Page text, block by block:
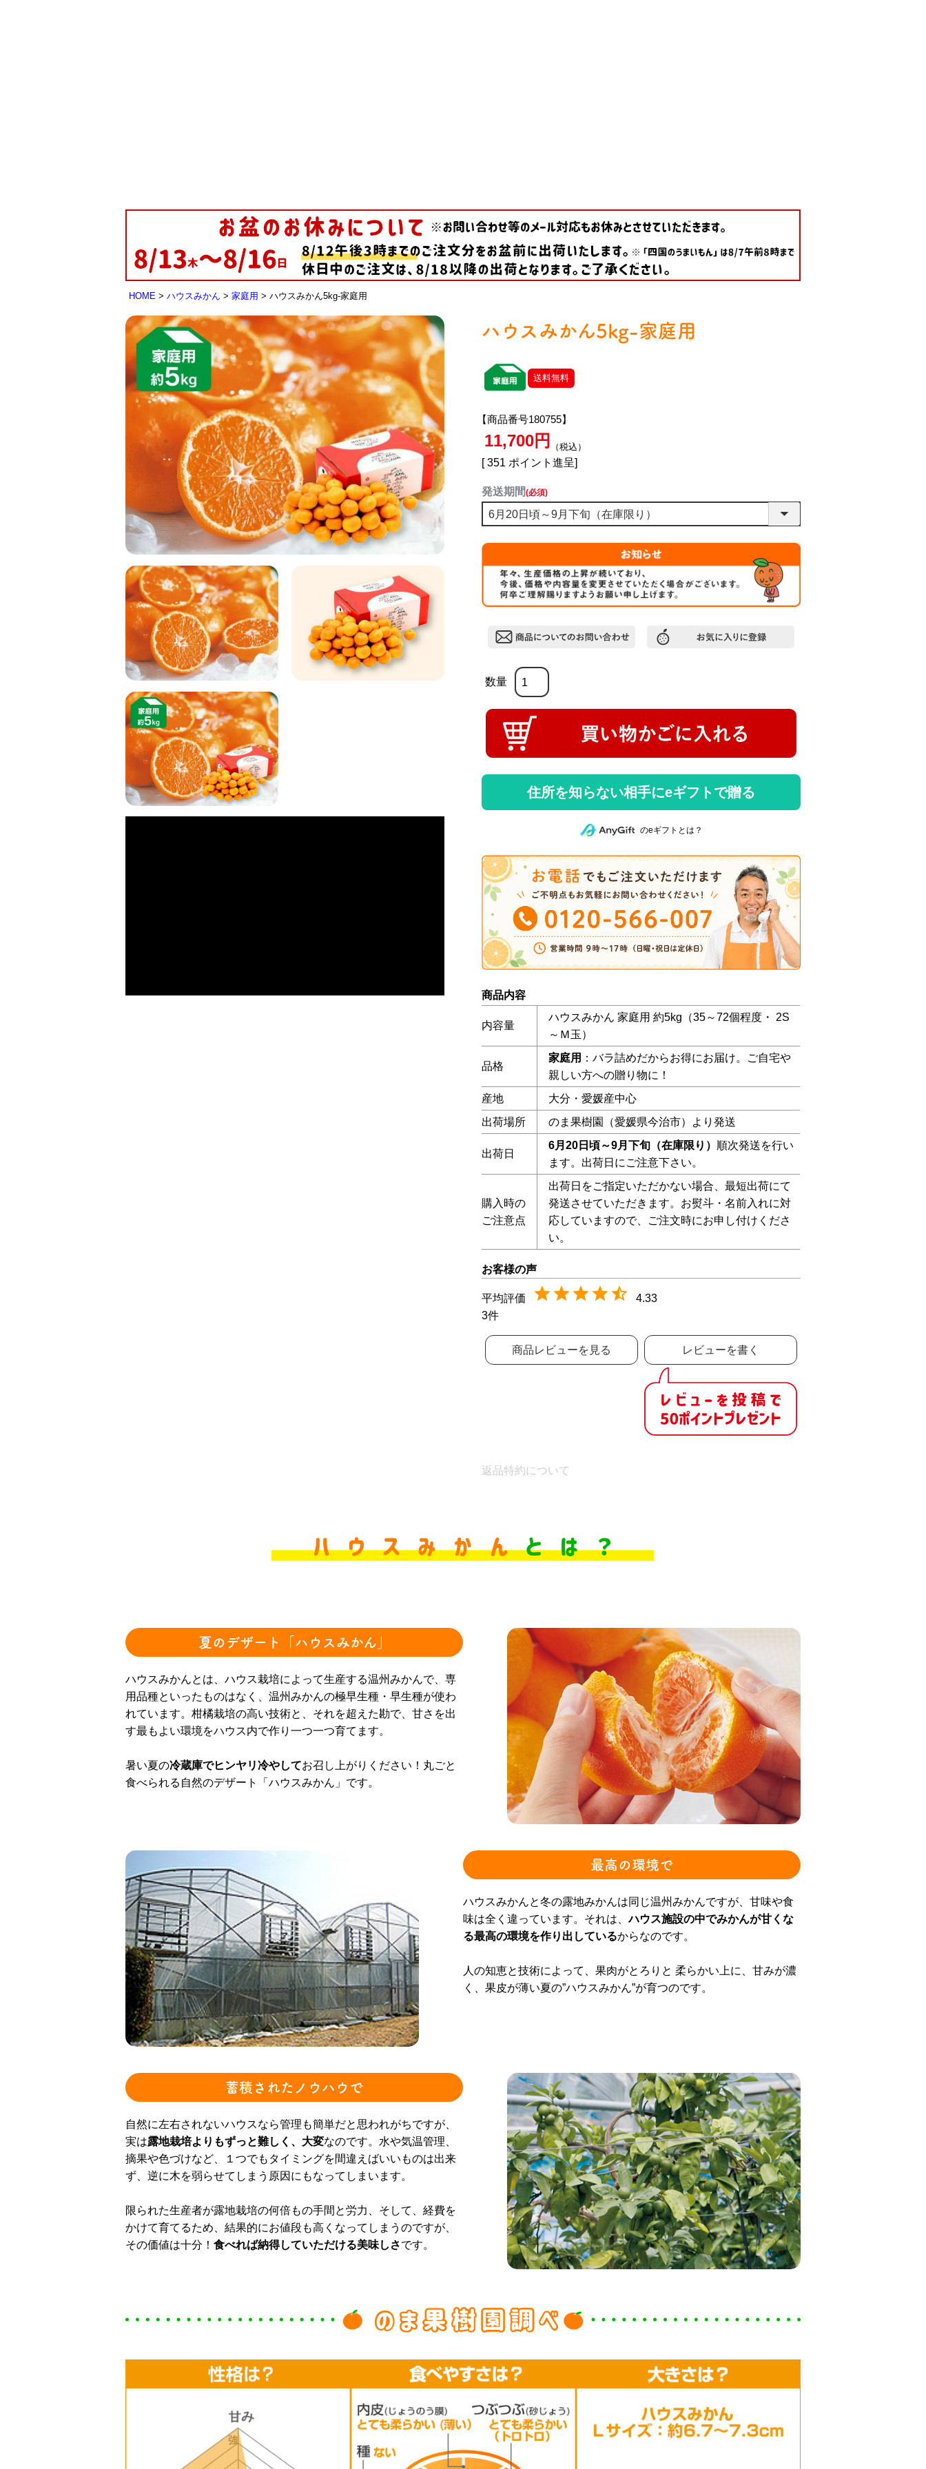
HOME ハウスみかん 家庭用 ハウスみかん5kg-家庭用
ハウスみかん5kg-家庭用
送料無料
【商品番号180755】
11,700 税込
351 ポイント進呈]
発送期間(必須)
住所を知らない相手にeギフトで贈る
のeギフトとは？
商品内容
内容量
ハウスみかん 家庭用 約5kg（35～72個程度・ 2S
～Ｍ玉）
品格
家庭用 ：バラ詰めだからお得にお届け。ご自宅や
親しい方への贈り物に！
産地
大分・愛媛産中心
出荷場所
のま果樹園（愛媛県今治市）より発送
出荷日
6月20日頃～9月下旬（在庫限り） 順次発送を行い
ます。出荷日にご注意下さい。
購入時の
ご注意点
出荷日をご指定いただかない場合、最短出荷にて
発送させていただきます。お熨斗・名前入れに対
応していますので、ご注文時にお申し付けくださ
い。
4.33
3
商品レビューを見る レビューを書く
返品特約について
夏のデザート「ハウスみかん」
ハウスみかんとは、ハウス栽培によって生産する温州みかんで、専
用品種といったものはなく、温州みかんの極早生種・早生種が使わ
れています。柑橘栽培の高い技術と、それを超えた勘で、甘さを出
す最もよい環境をハウス内で作り一つ一つ育てます。
暑い夏の冷蔵庫でヒンヤリ冷やしてお召し上がりください！丸ごと
食べられる自然のデザート「ハウスみかん」です。
最高の環境で
ハウスみかんと冬の露地みかんは同じ温州みかんですが、甘味や食
味は全く違っています。それは、ハウス施設の中でみかんが甘くな
る最高の環境を作り出しているからなのです。
人の知恵と技術によって、果肉がとろりと 柔らかい上に、甘みが濃
く、果皮が薄い夏の”ハウスみかん”が育つのです。
蓄積されたノウハウで
自然に左右されないハウスなら管理も簡単だと思われがちですが、
実は露地栽培よりもずっと難しく、大変なのです。水や気温管理、
摘果や色づけなど、１つでもタイミングを間違えばいいものは出来
ず、逆に木を弱らせてしまう原因にもなってしまいます。
限られた生産者が露地栽培の何倍もの手間と労力、そして、経費を
かけて育てるため、結果的にお値段も高くなってしまうのですが、
その価値は十分！ 食べれば納得していただける美味しさです。